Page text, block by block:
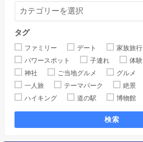
タグ
ファミリー デート
家族旅行
パワースポット
子連れ 体験
神社
ご当地グルメ グルメ
一人旅
テーマパーク 絶景
ハイキング
道の駅 博物館
検索